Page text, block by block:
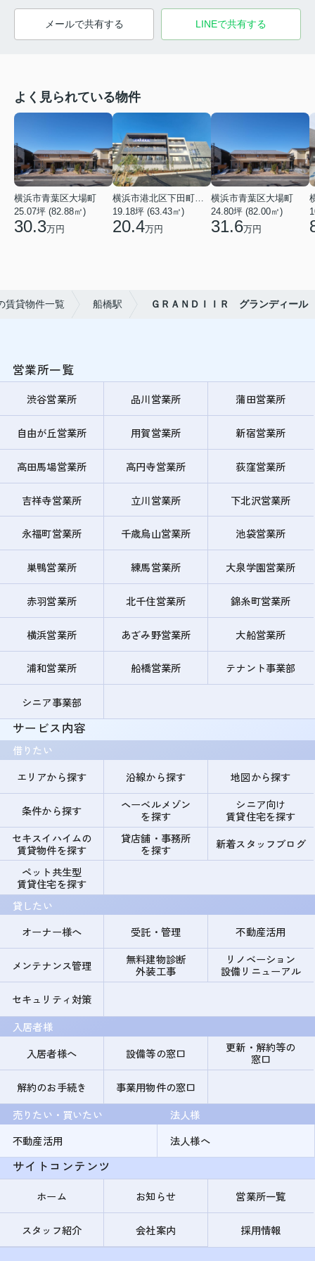
メールで共有する LINEで共有する
よく見られている物件
横浜市青葉区大場町
25.07坪 (82.88㎡)
30.3万円
19.18坪 (63.43㎡)
20.4万円
横浜市青葉区大場町
24.80坪 (82.00㎡)
31.6万円
賃貸物件一覧 船橋駅 ＧＲＡＮＤＩＩＲ グランディール
営業所一覧
渋谷営業所 品川営業所 蒲田営業所
自由が丘営業所 用賀営業所 新宿営業所
高田馬場営業所 高円寺営業所 荻窪営業所
吉祥寺営業所 立川営業所 下北沢営業所
永福町営業所 千歳烏山営業所 池袋営業所
巣鴨営業所 練馬営業所 大泉学園営業所
赤羽営業所 北千住営業所 錦糸町営業所
横浜営業所 あざみ野営業所 大船営業所
浦和営業所 船橋営業所 テナント事業部
シニア事業部
サービス内容
借りたい
エリアから探す
沿線から探す 地図から探す
条件から探す
ヘーベルメゾン
を探す
シニア向け
賃貸住宅を探す
セキスイハイムの
賃貸物件を探す
貸店舗・事務所
を探す
新着スタッフブログ
ペット共生型
賃貸住宅を探す
貸したい
オーナー様へ
受託・管理 不動産活用
メンテナンス管理
無料建物診断
外装工事
リノベーション
設備リニューアル
セキュリティ対策
入居者様
入居者様へ
設備等の窓口
更新・解約等の
窓口
解約のお手続き
事業用物件の窓口
売りたい・買いたい
不動産活用
法人様
法人様へ
サイトコンテンツ
ホーム お知らせ 営業所一覧
スタッフ紹介 会社案内 採用情報